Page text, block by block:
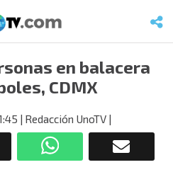
en balacera
CDMX
| Redacción UnoTV |